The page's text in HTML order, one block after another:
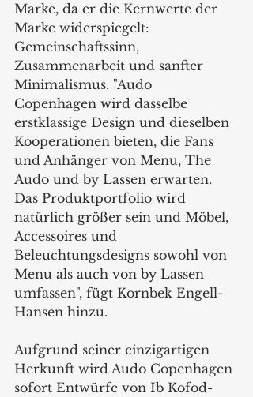
Marke, da er die Kernwerte der
Marke widerspiegelt:
Gemeinschaftssinn,
Zusammenarbeit und sanfter
Minimalismus. "Audo
Copenhagen wird dasselbe
erstklassige Design und dieselben
Kooperationen bieten, die Fans
und Anhänger von Menu, The
Audo und by Lassen erwarten.
Das Produktportfolio wird
natürlich größer sein und Möbel,
Accessoires und
Beleuchtungsdesigns sowohl von
Menu als auch von by Lassen
umfassen", fügt Kornbek Engell-
Hansen hinzu.
Aufgrund seiner einzigartigen
Herkunft wird Audo Copenhagen
sofort Entwürfe von Ib Kofod-